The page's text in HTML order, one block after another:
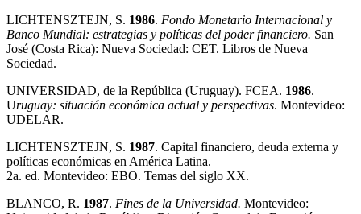
LICHTENSZTEJN, S. 1986. Fondo Monetario Internacional y
Banco Mundial: estrategias y políticas del poder financiero. San
José (Costa Rica): Nueva Sociedad: CET. Libros de Nueva
Sociedad.
UNIVERSIDAD, de la República (Uruguay). FCEA. 1986.
Uruguay: situación económica actual y perspectivas. Montevideo:
UDELAR.
LICHTENSZTEJN, S. 1987. Capital financiero, deuda externa y
políticas económicas en América Latina.
2a. ed. Montevideo: EBO. Temas del siglo XX.
BLANCO, R. 1987. Fines de la Universidad. Montevideo: